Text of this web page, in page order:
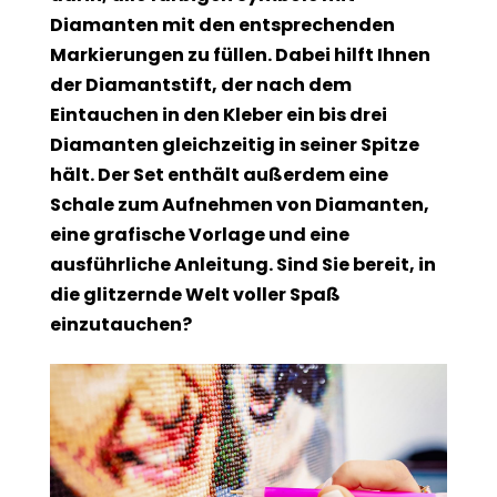
Diamanten mit den entsprechenden
Markierungen zu füllen. Dabei hilft Ihnen
der Diamantstift, der nach dem
Eintauchen in den Kleber ein bis drei
Diamanten gleichzeitig in seiner Spitze
hält. Der Set enthält außerdem eine
Schale zum Aufnehmen von Diamanten,
eine grafische Vorlage und eine
ausführliche Anleitung. Sind Sie bereit, in
die glitzernde Welt voller Spaß
einzutauchen?